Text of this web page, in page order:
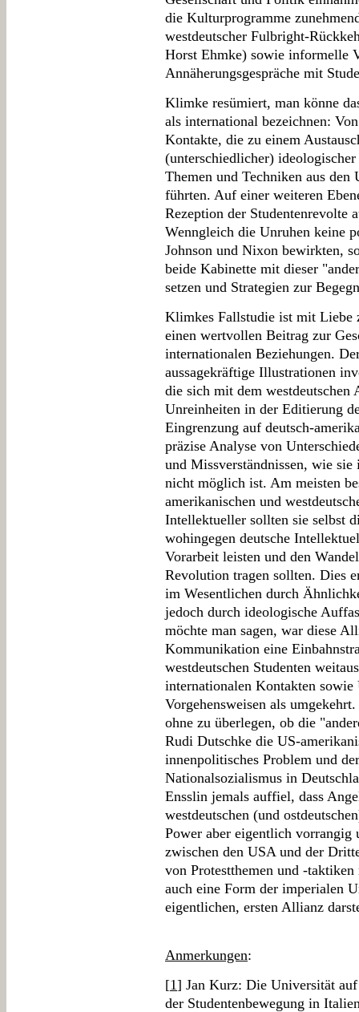
die Kulturprogramme
westdeutscher Fulbright-
Horst Ehmke) sowie informelle
Annäherungsgespräche mit
Klimke resümiert, man könne
als international bezeichnen:
Kontakte, die zu einem
(unterschiedlicher)
Themen und Techniken aus den
führten. Auf einer weiteren
Rezeption der Studentenrevolte
Wenngleich die Unruhen keine
Johnson und Nixon bewirkten,
beide Kabinette mit dieser
setzen und Strategien zur
Klimkes Fallstudie ist mit Liebe
einen wertvollen Beitrag zur
internationalen Beziehungen.
aussagekräftige Illustrationen
die sich mit dem westdeutschen
Unreinheiten in der Editierung
Eingrenzung auf deutsch-
präzise Analyse von
und Missverständnissen, wie
nicht möglich ist. Am meisten
amerikanischen und
Intellektueller sollten sie selbst
wohingegen deutsche
Vorarbeit leisten und den
Revolution tragen sollten. Dies
im Wesentlichen durch
jedoch durch ideologische
möchte man sagen, war diese
Kommunikation eine
westdeutschen Studenten
internationalen Kontakten sowie
Vorgehensweisen als
ohne zu überlegen, ob die
Rudi Dutschke die US-
innenpolitisches Problem und
Nationalsozialismus in
Ensslin jemals auffiel, dass
westdeutschen (und
Power aber eigentlich vorrangig
zwischen den USA und der
von Protestthemen und -
auch eine Form der imperialen
eigentlichen, ersten Allianz
Anmerkungen:
[1] Jan Kurz: Die Universität
der Studentenbewegung in